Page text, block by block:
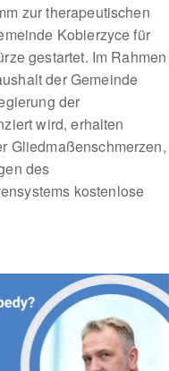
zur therapeutischen
Kobierzyce für
gestartet. Im Rahmen
der Gemeinde
der
wird, erhalten
Gliedmaßenschmerzen,
des
kostenlose